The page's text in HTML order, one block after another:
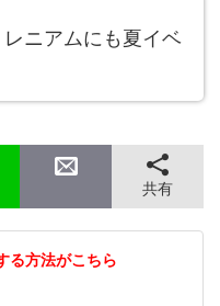
レニアムにも夏イベ
共有
る方法がこちら